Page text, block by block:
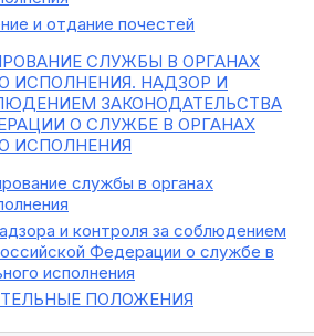
и отдание почестей
СЛУЖБЫ В ОРГАНАХ
ИСПОЛНЕНИЯ. НАДЗОР И
ЗАКОНОДАТЕЛЬСТВА
О СЛУЖБЕ В ОРГАНАХ
ИСПОЛНЕНИЯ
службы в органах
и контроля за соблюдением
Федерации о службе в
исполнения
ПОЛОЖЕНИЯ